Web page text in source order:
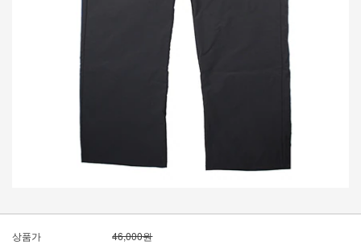
상품가 46,000원